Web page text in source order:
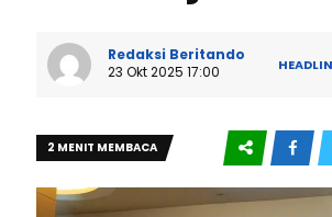
Redaksi Beritando
23 Okt 2025 17:00
2 MENIT MEMBACA